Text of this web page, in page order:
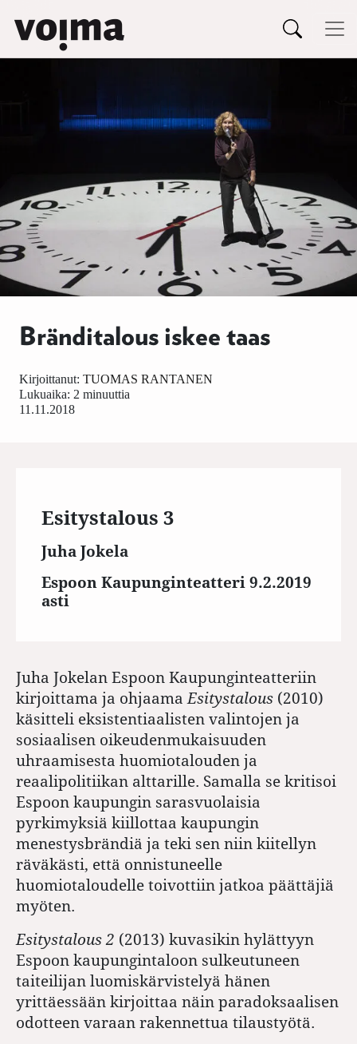
Siirry sisältöön
Päävalikko
Bränditalous iskee taas
11.11.2018
Kirjoittanut: TUOMAS RANTANEN
Lukuaika: 2 minuuttia
Esitystalous 3
Juha Jokela
Espoon Kaupunginteatteri 9.2.2019
asti
Juha Jokelan Espoon Kaupunginteatteriin
kirjoittama ja ohjaama Esitystalous (2010)
käsitteli eksistentiaalisten valintojen ja
sosiaalisen oikeudenmukaisuuden
uhraamisesta huomiotalouden ja
reaalipolitiikan alttarille. Samalla se kritisoi
Espoon kaupungin sarasvuolaisia
pyrkimyksiä kiillottaa kaupungin
menestysbrändiä ja teki sen niin kiitellyn
räväkästi, että onnistuneelle
huomiotaloudelle toivottiin jatkoa päättäjiä
myöten.
Esitystalous 2 (2013) kuvasikin hylättyyn
Espoon kaupungintaloon sulkeutuneen
taiteilijan luomiskärvistelyä hänen
yrittäessään kirjoittaa näin paradoksaalisen
odotteen varaan rakennettua tilaustyötä.